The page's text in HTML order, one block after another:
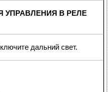
УПРАВЛЕНИЯ В РЕЛЕ
дальний свет.